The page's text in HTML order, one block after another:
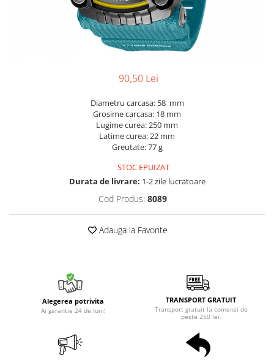
90,50 Lei
Diametru carcasa: 58 mm
Grosime carcasa: 18 mm
Lugime curea: 250 mm
Latime curea: 22 mm
Greutate: 77 g
STOC EPUIZAT
Durata de livrare: 1-2 zile lucratoare
Cod Produs: 8089
Adauga la Favorite
Alegerea potrivita
Ai garantie 24 de luni!
TRANSPORT GRATUIT
Transport gratuit la comenzi de
peste 250 lei.